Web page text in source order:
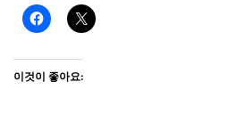
이것이 좋아요: